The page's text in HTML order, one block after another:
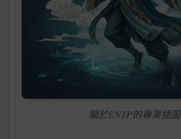
關於ENTP的專業插圖